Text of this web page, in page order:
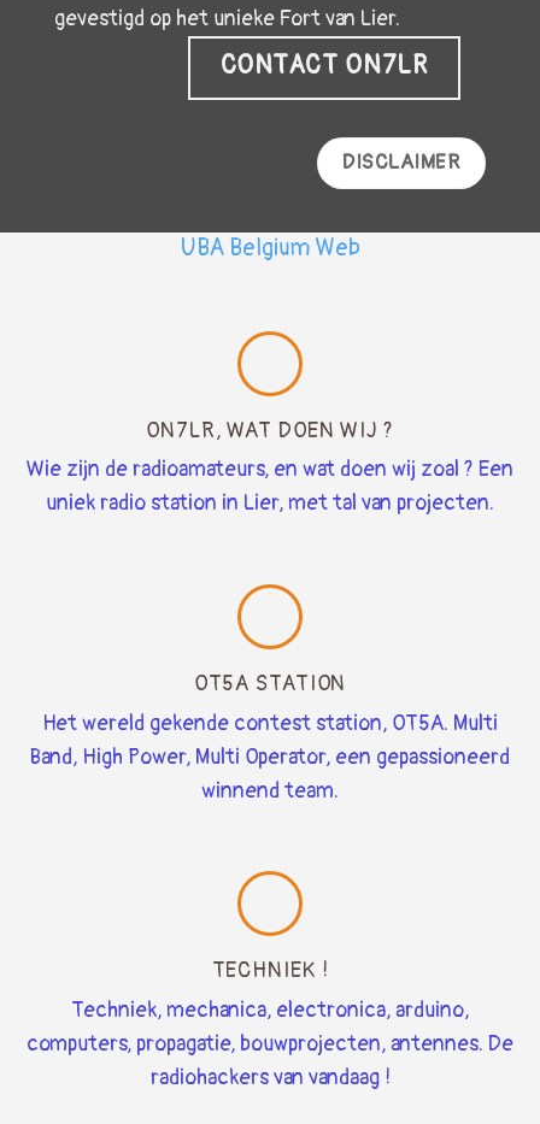
gevestigd op het unieke Fort van Lier.
CONTACT ON7LR
DISCLAIMER
UBA Belgium Web
ON7LR, WAT DOEN WIJ ?
Wie zijn de radioamateurs, en wat doen wij zoal ? Een
uniek radio station in Lier, met tal van projecten.
OT5A STATION
Het wereld gekende contest station, OT5A. Multi
Band, High Power, Multi Operator, een gepassioneerd
winnend team.
TECHNIEK !
Techniek, mechanica, electronica, arduino,
computers, propagatie, bouwprojecten, antennes. De
radiohackers van vandaag !